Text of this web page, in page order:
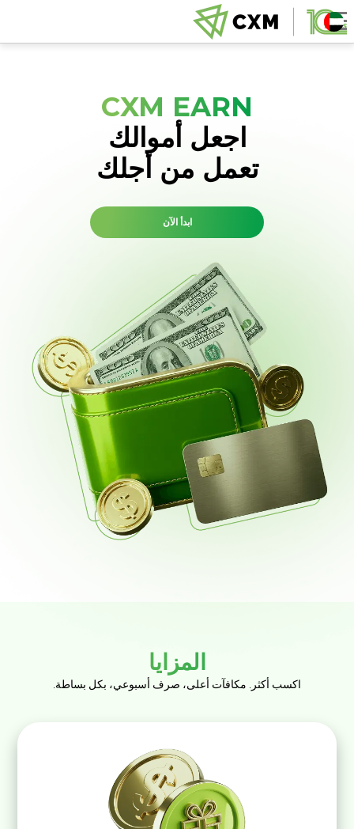
CXM EARN
اجعل أموالك
تعمل من أجلك
ابدأ الآن
المزايا
اكسب أكثر. مكافآت أعلى، صرف أسبوعي، بكل بساطة.